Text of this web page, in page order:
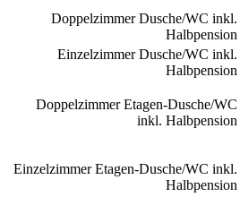
Doppelzimmer Dusche/WC inkl.
Halbpension
Einzelzimmer Dusche/WC inkl.
Halbpension
Doppelzimmer Etagen-Dusche/WC
inkl. Halbpension
Einzelzimmer Etagen-Dusche/WC inkl.
Halbpension